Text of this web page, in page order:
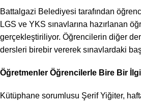
Battalgazi Belediyesi tarafından
LGS ve YKS sınavlarına hazırlanan
gerçekleştiriliyor. Öğrencilerin diğer
dersleri birebir vererek sınavlardaki
Öğretmenler Öğrencilerle Bire Bir
Kütüphane sorumlusu Şerif Yiğiter,